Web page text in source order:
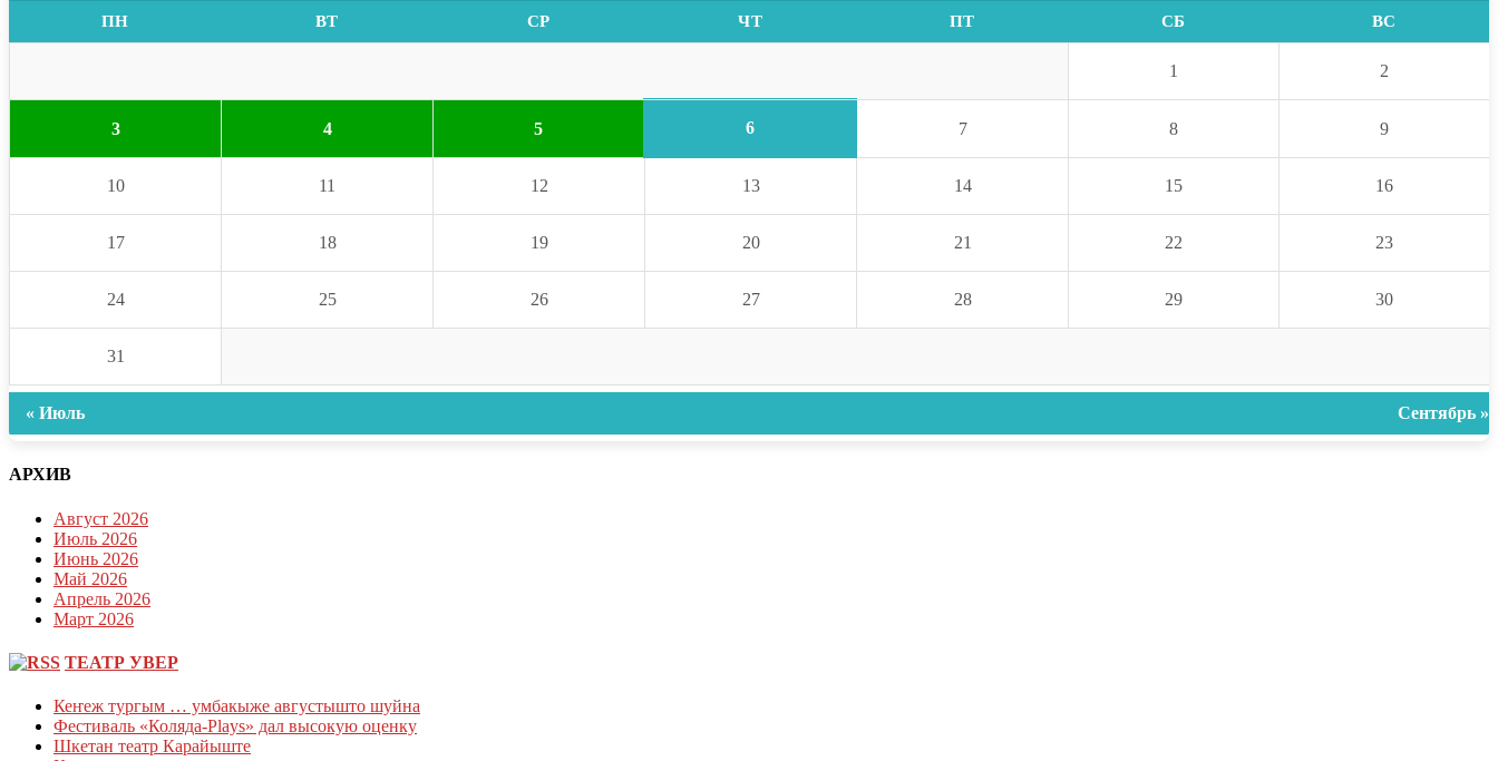
ПН ВТ СР ЧТ ПТ СБ ВС
1 2
3 4 5 6 7 8 9
10 11 12 13 14 15 16
17 18 19 20 21 22 23
24 25 26 27 28 29 30
31
« Июль Сентябрь »
АРХИВ
Август 2026
Июль 2026
Июнь 2026
Май 2026
Апрель 2026
Март 2026
ТЕАТР УВЕР
Кеҥеж тургым … умбакыже августышто шуйна
Фестиваль «Коляда-Plays» дал высокую оценку
Шкетан театр Карайыште